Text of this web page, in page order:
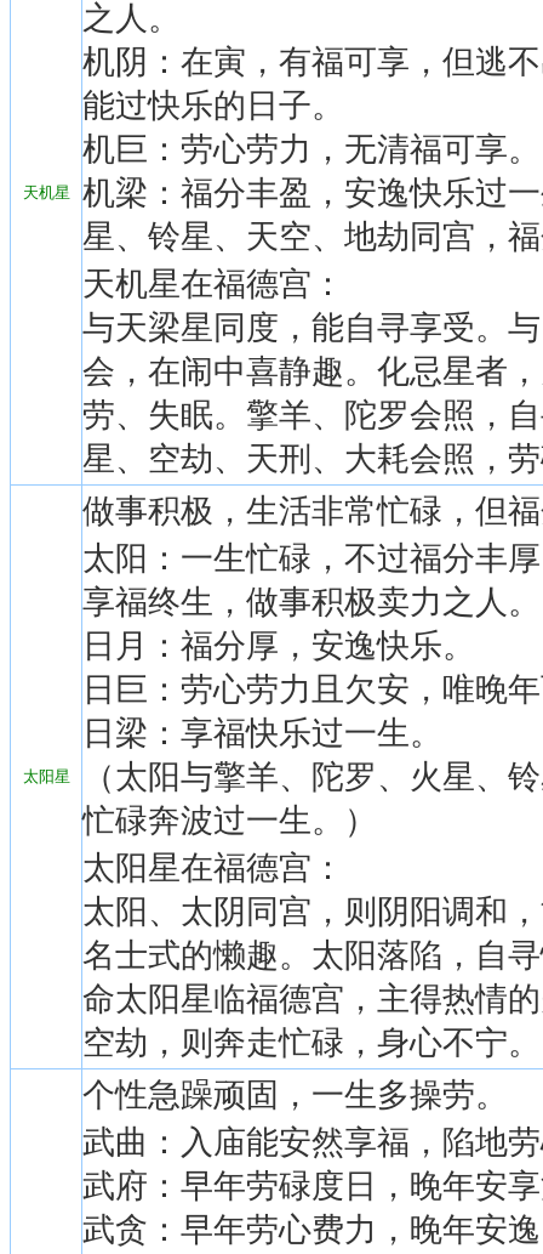
天机星
之人。
机阴：在寅，有福可享，但逃
能过快乐的日子。
机巨：劳心劳力，无清福可享。
机梁：福分丰盈，安逸快乐过
星、铃星、天空、地劫同宫，
天机星在福德宫：
与天梁星同度，能自寻享受。
会，在闹中喜静趣。化忌星者
劳、失眠。擎羊、陀罗会照，
星、空劫、天刑、大耗会照，
太阳星
做事积极，生活非常忙碌，但
太阳：一生忙碌，不过福分丰
享福终生，做事积极卖力之人。
日月：福分厚，安逸快乐。
日巨：劳心劳力且欠安，唯晚
日梁：享福快乐过一生。
（太阳与擎羊、陀罗、火星、
忙碌奔波过一生。）
太阳星在福德宫：
太阳、太阴同宫，则阴阳调和
名士式的懒趣。太阳落陷，自
命太阳星临福德宫，主得热情
空劫，则奔走忙碌，身心不宁。
个性急躁顽固，一生多操劳。
武曲：入庙能安然享福，陷地
武府：早年劳碌度日，晚年安
武贪：早年劳心费力，晚年安